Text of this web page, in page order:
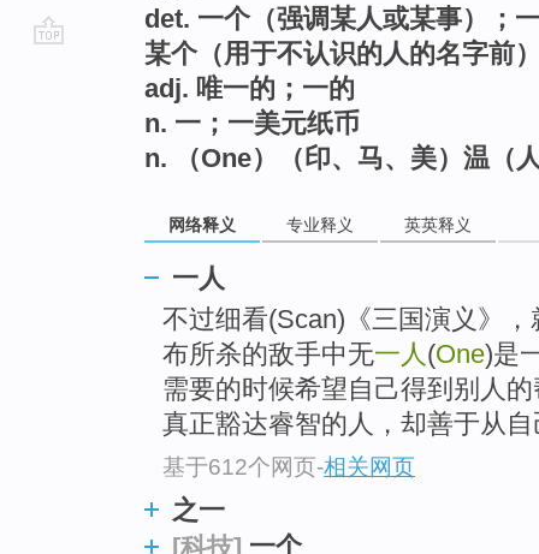
det. 一个（强调某人或某事）；
某个（用于不认识的人的名字前
adj. 唯一的；一的
n. 一；一美元纸币
n. （One）（印、马、美）温（
网络释义 专业释义 英英释义
一人
不过细看(Scan)《三国演义》
布所杀的敌手中无一人(One)是
需要的时候希望自己得到别人
真正豁达睿智的人，却善于从
基于612个网页-相关网页
之一
[科技] 一个